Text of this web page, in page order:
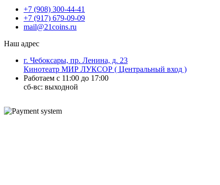
+7 (908) 300-44-41
+7 (917) 679-09-09
mail@21coins.ru
Наш адрес
г. Чебоксары, пр. Ленина, д. 23
Кинотеатр МИР ЛУКСОР ( Центральный вход )
Работаем с 11:00 до 17:00
сб-вс: выходной